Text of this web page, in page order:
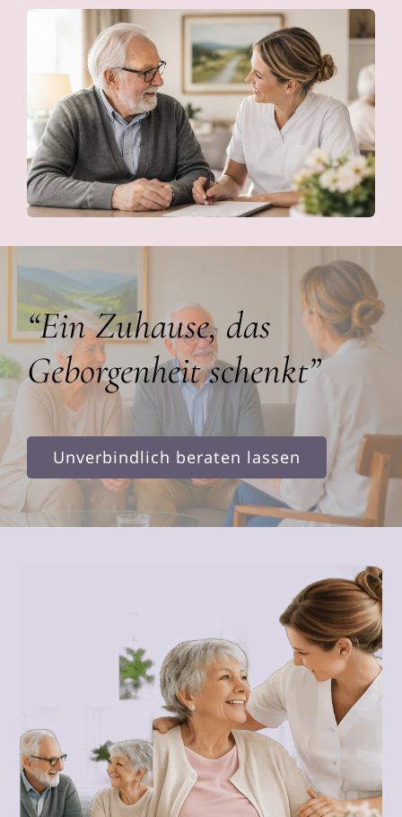
“Ein Zuhause, das
Geborgenheit schenkt”
Unverbindlich beraten lassen